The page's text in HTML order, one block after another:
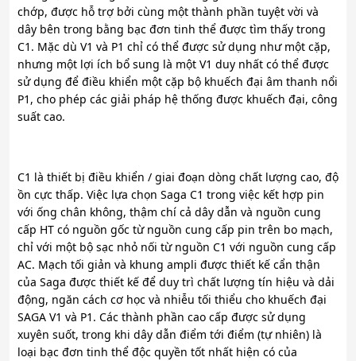
chớp, được hỗ trợ bởi cùng một thành phần tuyệt vời và
dây bên trong bằng bạc đơn tinh thể được tìm thấy trong
C1. Mặc dù V1 và P1 chỉ có thể được sử dụng như một cặp,
nhưng một lợi ích bổ sung là một V1 duy nhất có thể được
sử dụng để điều khiển một cặp bộ khuếch đại âm thanh nổi
P1, cho phép các giải pháp hệ thống được khuếch đại, công
suất cao.
C1 là thiết bị điều khiển / giai đoạn dòng chất lượng cao, độ
ồn cực thấp. Việc lựa chọn Saga C1 trong việc kết hợp pin
với ống chân không, thậm chí cả dây dẫn và nguồn cung
cấp HT có nguồn gốc từ nguồn cung cấp pin trên bo mạch,
chỉ với một bộ sạc nhỏ nối từ nguồn C1 với nguồn cung cấp
AC. Mạch tối giản và khung ampli được thiết kế cẩn thận
của Saga được thiết kế để duy trì chất lượng tín hiệu và dải
động, ngăn cách cơ học và nhiễu tối thiểu cho khuếch đại
SAGA V1 và P1. Các thành phần cao cấp được sử dụng
xuyên suốt, trong khi dây dẫn điểm tới điểm (tự nhiên) là
loại bạc đơn tinh thể độc quyền tốt nhất hiện có của